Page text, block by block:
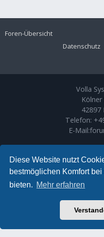
Diese Website nutzt
bestmöglichen Komfort
bieten. Mehr erfahren
Foren-Übersicht
Datenschutz
Volla
42897
Telefon:
E-Mail:
Ariki